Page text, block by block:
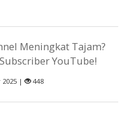
Meningkat Tajam?
YouTube!
2025 | 448